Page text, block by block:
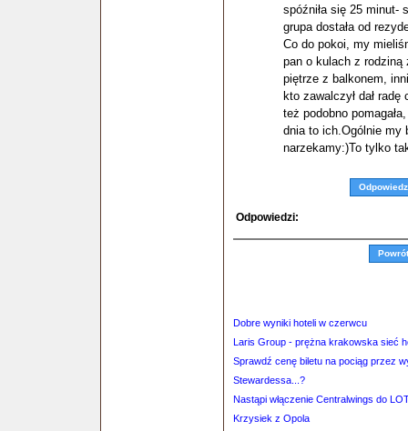
spóźniła się 25 minut-
grupa dostała od
Co do pokoi, my
pan o kulach z rodziną
piętrze z balkonem,
kto zawalczył dał
też podobno
dnia to ich.Ogólnie my
narzekamy:)To tylko
Odpowiedz
Odpowiedzi:
Dobre wyniki hoteli w czerwcu
Laris Group - prężna krakowska sieć
Sprawdź cenę biletu na pociąg przez
Stewardessa...?
Nastąpi włączenie Centralwings do
Krzysiek z Opola